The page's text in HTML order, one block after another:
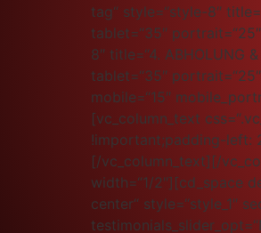
tag“ style=“style-8″
tablet=“35″
8″ title=“4. ABHOLUNG
tablet=“35″
mobile=“15″
[vc_column_text
!important;padding-left:
[/vc_column_text][/
width=“1/2″][cd_space
center“ style=“style_1″